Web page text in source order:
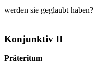
werden sie geglaubt haben?
Konjunktiv II
Präteritum